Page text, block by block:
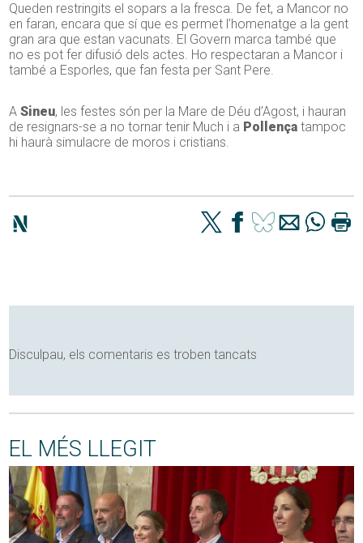
Queden restringits el sopars a la fresca. De fet, a Mancor no
en faran, encara que sí que es permet l’homenatge a la gent
gran ara que estan vacunats. El Govern marca també que
no es pot fer difusió dels actes. Ho respectaran a Mancor i
també a Esporles, que fan festa per Sant Pere.
ASineu, les festes són per la Mare de Déu d’Agost, i hauran
de resignars-se a no tornar tenir Much i a Pollença tampoc
hi haurà simulacre de moros i cristians.
Disculpau, els comentaris es troben tancats
EL MÉS LLEGIT